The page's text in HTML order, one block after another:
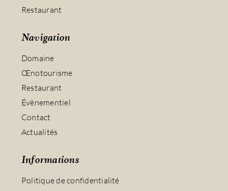
Restaurant
Navigation
Domaine
Œnotourisme
Restaurant
Évènementiel
Contact
Actualités
Informations
Politique de confidentialité